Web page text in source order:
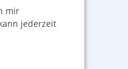
mir
jederzeit